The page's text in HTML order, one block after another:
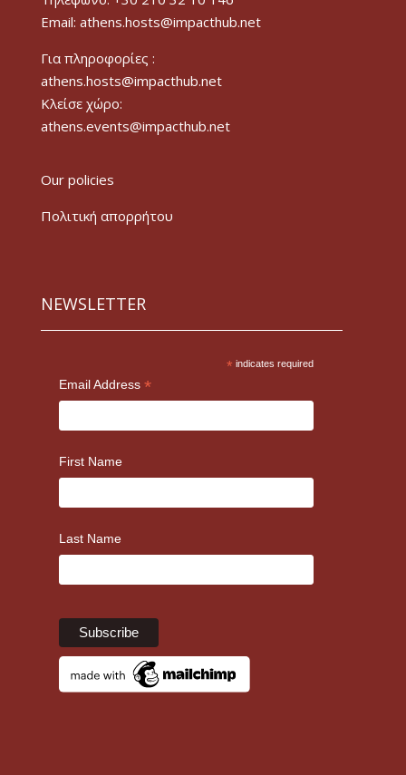
Email: athens.hosts@impacthub.net
Για πληροφορίες :
athens.hosts@impacthub.net
Κλείσε χώρο:
athens.events@impacthub.net
Our policies
Πολιτική απορρήτου
NEWSLETTER
* indicates required
Email Address *
First Name
Last Name